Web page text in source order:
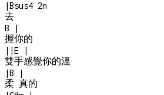
|Bsus4 2n
去
B
|
握你的
| |E
|
雙手感覺你的溫
|B
|
柔 真的